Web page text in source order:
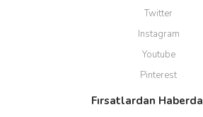
Twitter
Instagram
Youtube
Pinterest
Fırsatlardan